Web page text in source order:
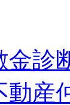
金診
動産